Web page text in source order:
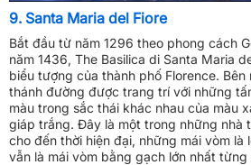
9. Santa Maria del Fiore
Bắt đầu từ năm 1296 theo phong cách
năm 1436, The Basilica di Santa Maria
biểu tượng của thành phố Florence.
thánh đường được trang trí với những
màu trong sắc thái khác nhau của màu
giáp trắng. Đây là một trong những nhà
cho đến thời hiện đại, những mái vòm là
vẫn là mái vòm bằng gạch lớn nhất